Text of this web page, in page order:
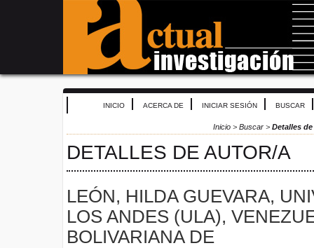
INICIO ACERCA DE INICIAR SESIÓN BUSCAR
Inicio > Buscar > Detalles
DETALLES DE AUTOR/A
LEÓN, HILDA GUEVARA,
LOS ANDES (ULA),
BOLIVARIANA DE